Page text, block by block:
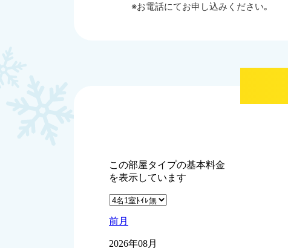
※お電話にてお申し込みください｡